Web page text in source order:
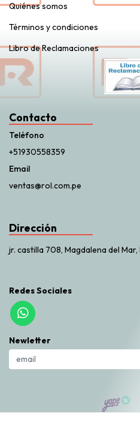
Quiénes somos
Términos y condiciones
Libro de Reclamaciones
Contacto
Teléfono
+51930558359
Email
ventas@rol.com.pe
Dirección
jr. castilla 708, Magdalena del Mar,
Redes Sociales
Newletter